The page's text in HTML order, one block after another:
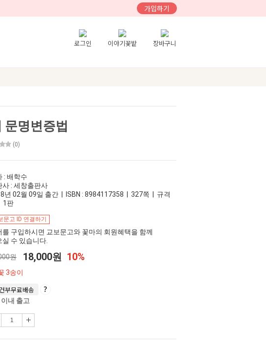
가입하기
로그인 이야기꽃밭 장바구니
문명변증법
(0)
: 배학수
사 : 세창출판사
년 02월 09일 출간 | ISBN : 8984117358 | 327쪽 | 규격
1판
문고 ID 연결하기
를 구입하시면 교보문고와 꽃마의 회원혜택을 함께
실 수 있습니다.
원 18,000원 10%
3송이
부무료배송
내 출고